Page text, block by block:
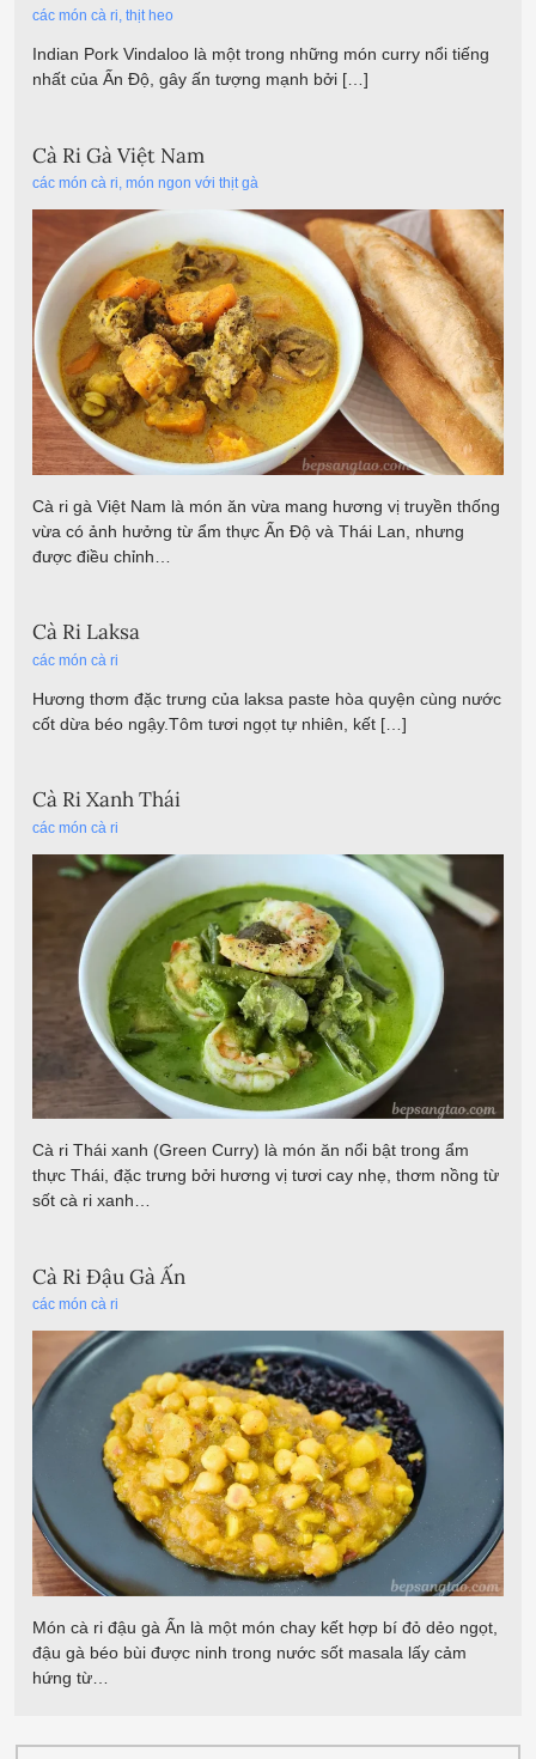
các món cà ri, thịt heo
Indian Pork Vindaloo là một trong những món curry nổi tiếng
nhất của Ấn Độ, gây ấn tượng mạnh bởi […]
Cà Ri Gà Việt Nam
các món cà ri, món ngon với thịt gà
Cà ri gà Việt Nam là món ăn vừa mang hương vị truyền thống
vừa có ảnh hưởng từ ẩm thực Ấn Độ và Thái Lan, nhưng
được điều chỉnh…
Cà Ri Laksa
các món cà ri
Hương thơm đặc trưng của laksa paste hòa quyện cùng nước
cốt dừa béo ngậy.Tôm tươi ngọt tự nhiên, kết […]
Cà Ri Xanh Thái
các món cà ri
Cà ri Thái xanh (Green Curry) là món ăn nổi bật trong ẩm
thực Thái, đặc trưng bởi hương vị tươi cay nhẹ, thơm nồng từ
sốt cà ri xanh…
Cà Ri Đậu Gà Ấn
các món cà ri
Món cà ri đậu gà Ấn là một món chay kết hợp bí đỏ dẻo ngọt,
đậu gà béo bùi được ninh trong nước sốt masala lấy cảm
hứng từ…